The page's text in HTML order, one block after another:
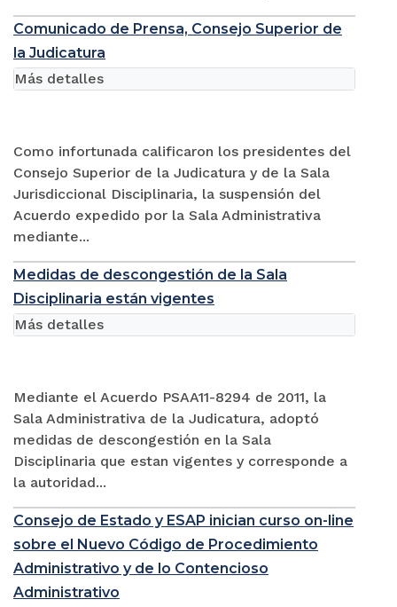
Comunicado de Prensa, Consejo Superior de
la Judicatura
Como infortunada calificaron los presidentes del
Consejo Superior de la Judicatura y de la Sala
Jurisdiccional Disciplinaria, la suspensión del
Acuerdo expedido por la Sala Administrativa
mediante...
Más detalles
Medidas de descongestión de la Sala
Disciplinaria están vigentes
Mediante el Acuerdo PSAA11-8294 de 2011, la
Sala Administrativa de la Judicatura, adoptó
medidas de descongestión en la Sala
Disciplinaria que estan vigentes y corresponde a
la autoridad...
Más detalles
Consejo de Estado y ESAP inician curso on-line
sobre el Nuevo Código de Procedimiento
Administrativo y de lo Contencioso
Administrativo